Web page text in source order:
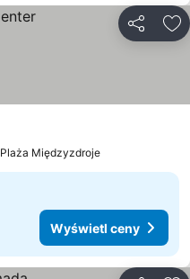
Międzyzdroje
Wyświetl ceny